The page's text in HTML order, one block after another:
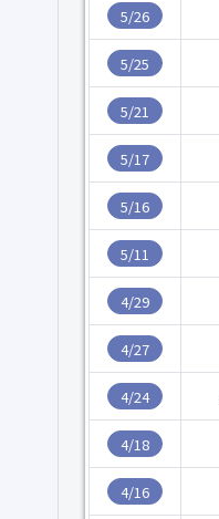
5/26
5/25
5/21
5/17
5/16
5/11
4/29
4/27
4/24
4/18
4/16